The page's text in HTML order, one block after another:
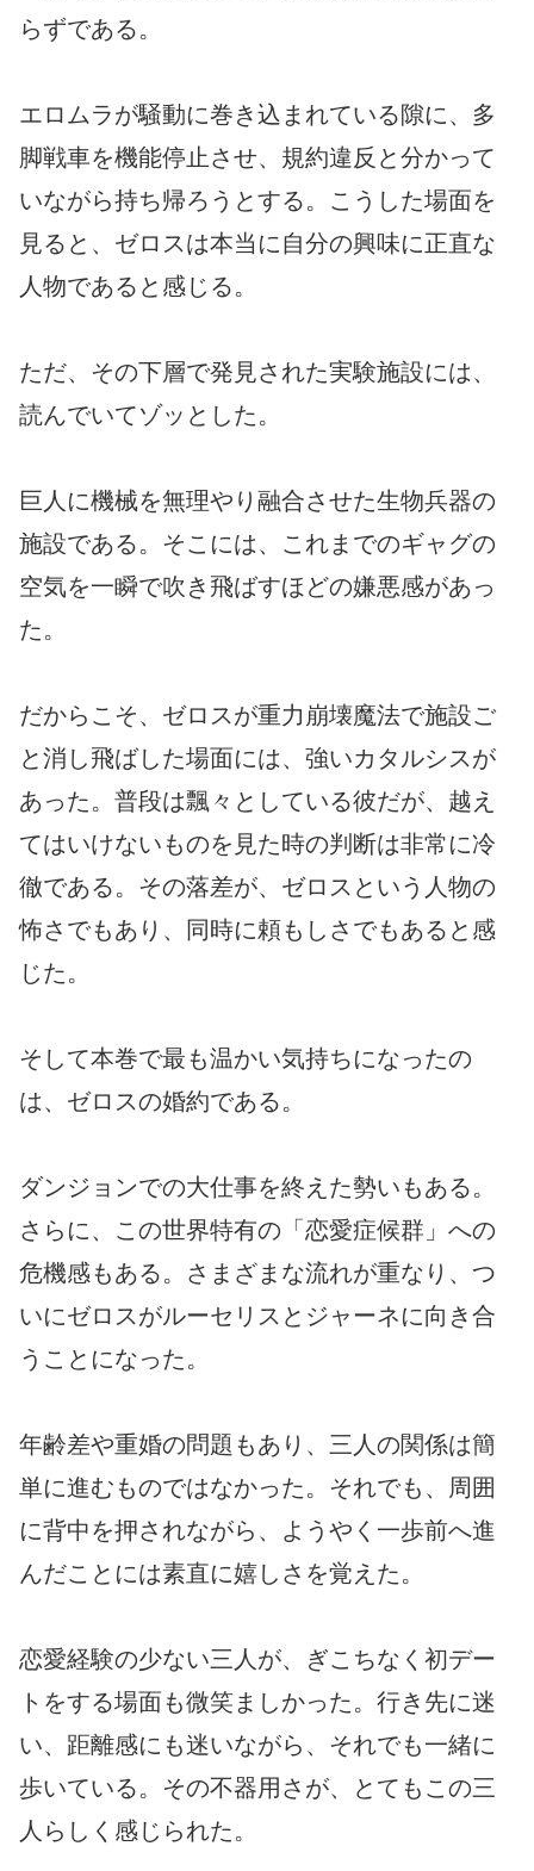
らずである。
エロムラが騒動に巻き込まれている隙に、多
脚戦車を機能停止させ、規約違反と分かって
いながら持ち帰ろうとする。こうした場面を
見ると、ゼロスは本当に自分の興味に正直な
人物であると感じる。
ただ、その下層で発見された実験施設には、
読んでいてゾッとした。
巨人に機械を無理やり融合させた生物兵器の
施設である。そこには、これまでのギャグの
空気を一瞬で吹き飛ばすほどの嫌悪感があっ
た。
だからこそ、ゼロスが重力崩壊魔法で施設ご
と消し飛ばした場面には、強いカタルシスが
あった。普段は飄々としている彼だが、越え
てはいけないものを見た時の判断は非常に冷
徹である。その落差が、ゼロスという人物の
怖さでもあり、同時に頼もしさでもあると感
じた。
そして本巻で最も温かい気持ちになったの
は、ゼロスの婚約である。
ダンジョンでの大仕事を終えた勢いもある。
さらに、この世界特有の「恋愛症候群」への
危機感もある。さまざまな流れが重なり、つ
いにゼロスがルーセリスとジャーネに向き合
うことになった。
年齢差や重婚の問題もあり、三人の関係は簡
単に進むものではなかった。それでも、周囲
に背中を押されながら、ようやく一歩前へ進
んだことには素直に嬉しさを覚えた。
恋愛経験の少ない三人が、ぎこちなく初デー
トをする場面も微笑ましかった。行き先に迷
い、距離感にも迷いながら、それでも一緒に
歩いている。その不器用さが、とてもこの三
人らしく感じられた。